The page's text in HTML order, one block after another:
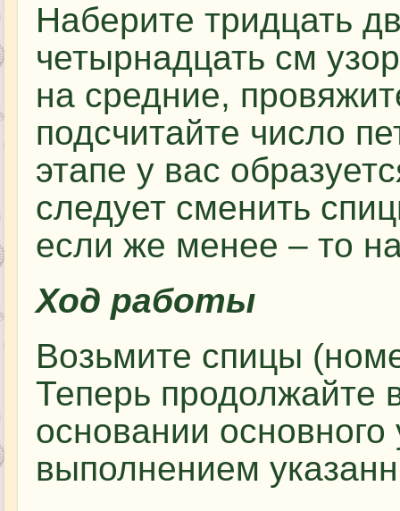
Наберите тридцать
четырнадцать см
на средние,
подсчитайте число
этапе у вас
следует сменить
если же менее – то
Ход работы
Возьмите спицы
Теперь продолжайте
основании
выполнением